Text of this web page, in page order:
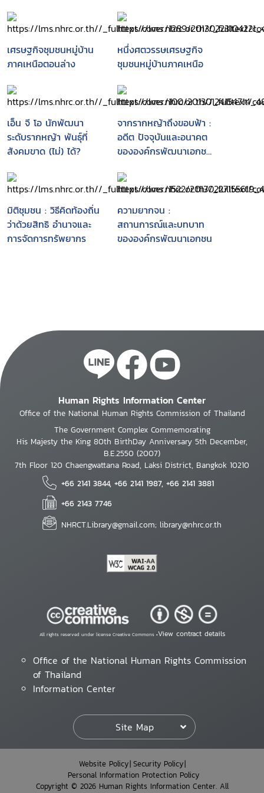
เศรษฐกิจชุมชนหมู่บ้าน
ภาคเหนือตอนล่าง
หนึ่งศตวรรษเศรษฐกิจ
ชุมชนหมู่บ้านภาคเหนือ
เอ็น จี โอ นักพัฒนา
ระดับรากหญ้า พันธุ์ที่
สังคมขาด (ไม่) ได้?
จากรากหญ้าถึงขอบฟ้า :
อดีต ปัจจุบันและอนาคต
ขององค์กรพัฒนาเอกชน
มิติชุมชน : วิธีคิดท้องถิ่น
ว่าด้วยสิทธิ อำนาจและ
การจัดการทรัพยากร
ความยากจน :
สถานการณ์และบทบาท
ขององค์กรพัฒนาเอกชน
Human Rights Information Center
Office of the National Human Rights Commission of Thailand
The Government Complex Commemorating
His Majesty the King 80th BirthDay Anniversary 5th December,
B.E.2550 (2007)
7th Floor 120 Chaengwattana Road, Laksi District, Bangkok 10210
+66 2141 3844, +66 2141 1987, +66 2141 3881
+66 2143 7746
NHRCT.Library@gmail.com; library@nhrc.or.th
All rights reserved under license Creative Commons •View contract details
Office of the National Human Rights Commission
of Thailand
Information Center
Site Map
Website Policy Security Policy
Personal Information Protection Policy
Copyright © 2026 Human Rights Information Center. All